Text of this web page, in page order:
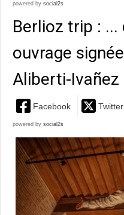
powered by social2s
Berlioz trip : ...
ouvrage
Aliberti-Ivañez
Facebook Twitter
powered by social2s